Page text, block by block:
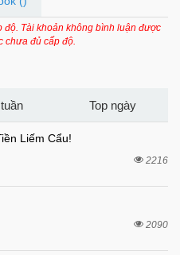
4 tháng trước
4 tháng trước
4 tháng trước
Tài khoản không bình luận được
chưa đủ cấp độ.
Top ngày
Liếm Cẩu!
2216
2090